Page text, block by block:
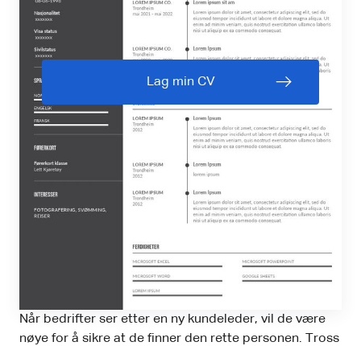
Lag min CV
Når bedrifter ser etter en ny kundeleder, vil de være
nøye for å sikre at de finner den rette personen. Tross